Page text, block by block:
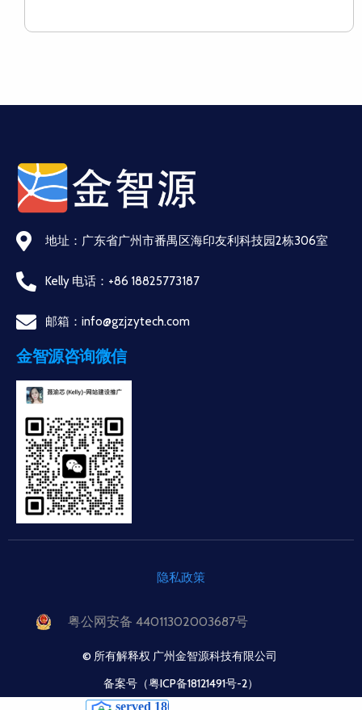
地址：广东省广州市番禺区海印友利科技园2栋306室
Kelly 电话：+86 18825773187
邮箱：info@gzjzytech.com
金智源咨询微信
隐私政策
粤公网安备 44011302003687号
© 所有解释权 广州金智源科技有限公司
备案号（粤ICP备18121491号-2）